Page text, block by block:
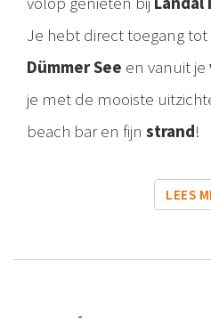
Je hebt direct toegang
Dümmer See en vanuit je
je met de mooiste
beach bar en fijn strand!
LEES